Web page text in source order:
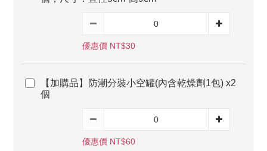
優惠價 NT$30
【加購品】防潮分裝小空罐(內含乾燥劑1包) x2
個
優惠價 NT$60